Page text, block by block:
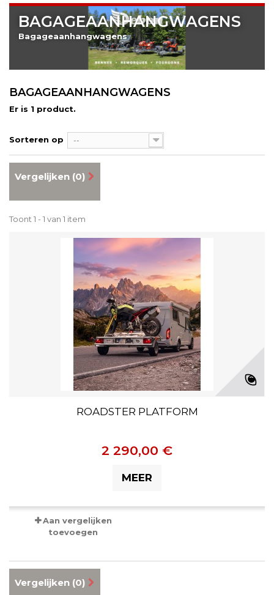
BAGAGEAANHANGWAGENS
Bagageaanhangwagens
BAGAGEAANHANGWAGENS
Er is 1 product.
Sorteren op --
Vergelijken (0)
Toont 1 - 1 van 1 item
ROADSTER PLATFORM
2 290,00 €
MEER
Aan vergelijken
toevoegen
Vergelijken (0)